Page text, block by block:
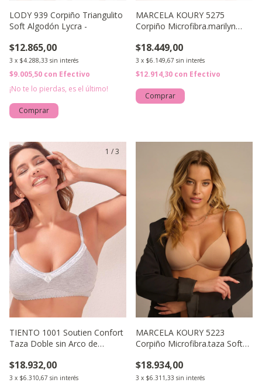
LODY 939 Corpiño Triangulito
Soft Algodón Lycra -
$12.865,00
3 x $4.288,33 sin interés
$9.005,50 con Efectivo
¡No te lo pierdas, es el último!
Comprar
MARCELA KOURY 5275
Corpiño Microfibra.marilyn
$18.449,00
3 x $6.149,67 sin interés
$12.914,30 con Efectivo
Comprar
1 /3
TIENTO 1001 Soutien Confort
Taza Doble sin Arco de
$18.932,00
3 x $6.310,67 sin interés
MARCELA KOURY 5223
Corpiño Microfibra.taza Soft
$18.934,00
3 x $6.311,33 sin interés